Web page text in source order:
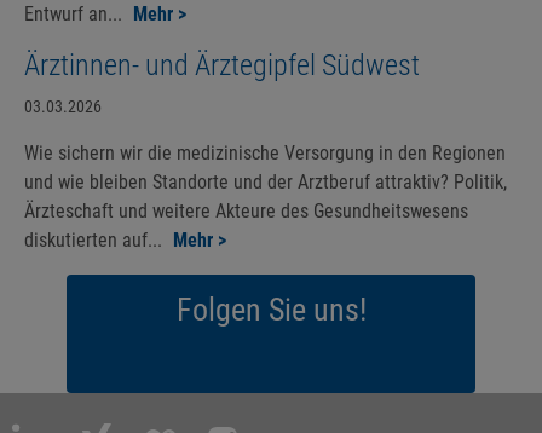
Entwurf an... Mehr >
Ärztinnen- und Ärztegipfel Südwest
03.03.2026
Wie sichern wir die medizinische Versorgung in den Regionen
und wie bleiben Standorte und der Arztberuf attraktiv? Politik,
Ärzteschaft und weitere Akteure des Gesundheitswesens
diskutierten auf... Mehr >
Folgen Sie uns!